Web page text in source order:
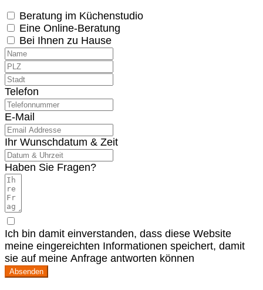
Beratung im Küchenstudio
Eine Online-Beratung
Bei Ihnen zu Hause
Telefon
E-Mail
Ihr Wunschdatum & Zeit
Haben Sie Fragen?
Ich bin damit einverstanden, dass diese Website
meine eingereichten Informationen speichert, damit
sie auf meine Anfrage antworten können
Absenden